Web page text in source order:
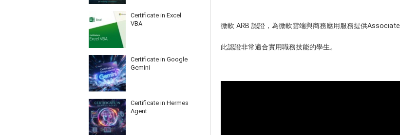
Certificate in Excel
VBA
Certificate in Google
Gemini
Certificate in Hermes
Agent
微軟 ARB 認證，為微軟雲端與商務應用服務提供
此認證非常適合實用職務技能的學生。